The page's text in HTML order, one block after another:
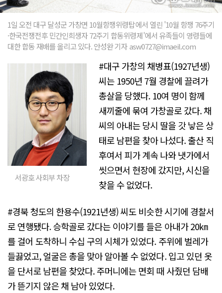
1일 오전 대구 달성군 가창면 10월항쟁위령탑에서 열린 '10월 항쟁 76주기
·한국전쟁전후 민간인희생자 72주기 합동위령제'에서 유족들이 영령들에
대한 합동 재배를 올리고 있다. 안성완 기자 asw0727@imaeil.com
서광호 사회부 차장
#대구 가창의 채병표(1927년생)
씨는 1950년 7월 경찰에 끌려가
총살을 당했다. 10여 명이 함께
새끼줄에 묶여 가창골로 갔다. 채
씨의 아내는 당시 딸을 갓 낳은 상
태로 남편을 찾아 나섰다. 출산 직
후여서 피가 계속 나와 냇가에서
씻으면서 현장에 갔지만, 시신을
찾을 수 없었다.
#경북 청도의 한용수(1921년생) 씨도 비슷한 시기에 경찰서
로 연행됐다. 승학골로 갔다는 이야기를 들은 아내가 20㎞
를 걸어 도착하니 수십 구의 시체가 있었다. 주위에 벌레가
들끓었고, 얼굴은 총을 맞아 알아볼 수 없었다. 입고 있던 옷
을 단서로 남편을 찾았다. 주머니에는 면회 때 사줬던 담배
가 뜯기지 않은 채 남아 있었다.